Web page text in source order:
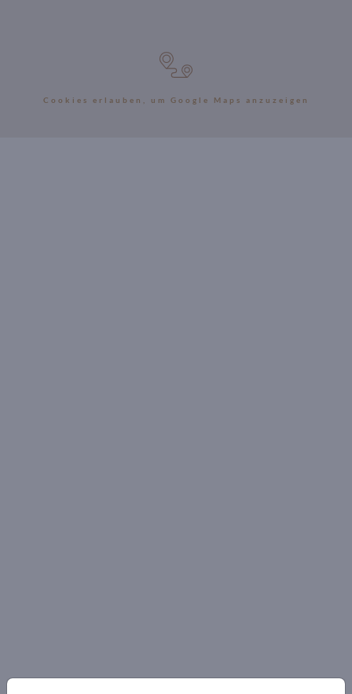
Cookies erlauben, um Google Maps anzuzeigen